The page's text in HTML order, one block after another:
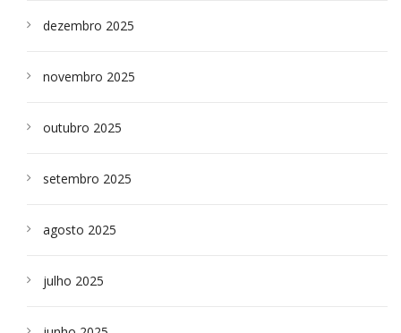
dezembro 2025
novembro 2025
outubro 2025
setembro 2025
agosto 2025
julho 2025